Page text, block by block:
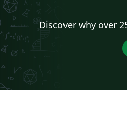
Discover why over